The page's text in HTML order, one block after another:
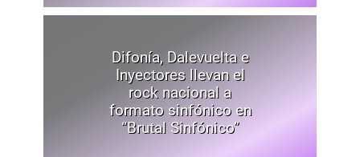
Difonía, Dalevuelta e
Inyectores llevan el
rock nacional a
formato sinfónico en
“Brutal Sinfónico”